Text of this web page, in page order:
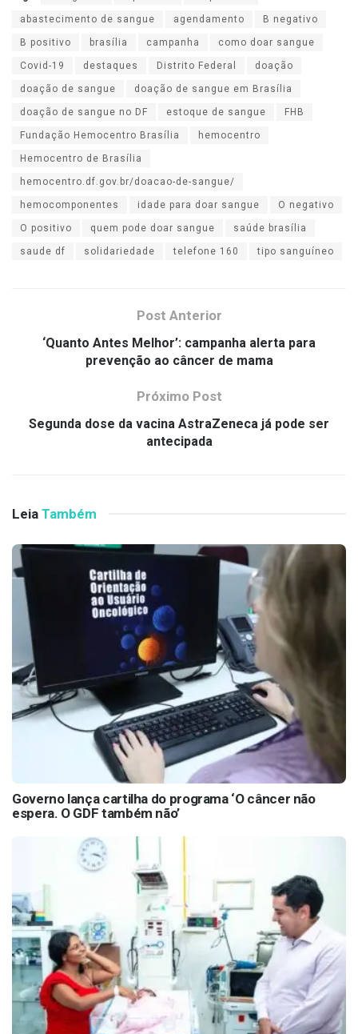
abastecimento de sangue agendamento B negativo
B positivo brasília campanha como doar sangue
Covid-19 destaques Distrito Federal doação
doação de sangue doação de sangue em Brasília
doação de sangue no DF estoque de sangue FHB
Fundação Hemocentro Brasília hemocentro
Hemocentro de Brasília
hemocentro.df.gov.br/doacao-de-sangue/
hemocomponentes idade para doar sangue O negativo
O positivo quem pode doar sangue saúde brasília
saude df solidariedade telefone 160 tipo sanguíneo
Post Anterior
‘Quanto Antes Melhor’: campanha alerta para
prevenção ao câncer de mama
Próximo Post
Segunda dose da vacina AstraZeneca já pode ser
antecipada
Leia Também
Governo lança cartilha do programa ‘O câncer não
espera. O GDF também não’